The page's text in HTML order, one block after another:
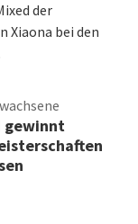
der
Xiaona bei den
gewinnt